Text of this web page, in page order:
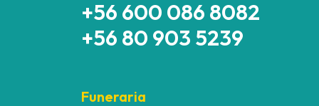
+56 600 086 8082
+56 80 903 5239
Funeraria